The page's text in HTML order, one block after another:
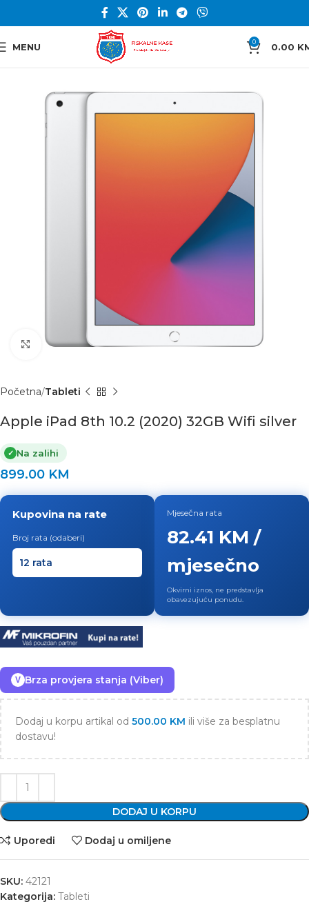
MENU 0 0.00
Click to enlarge
Početna Tableti
Apple iPad 8th 10.2 (2020) 32GB Wifi silver
✓ Na zalihi
899.00 KM
Kupovina na rate
Broj rata (odaberi)
Mjesečna rata
82.41 KM /
mjesečno
Okvirni iznos, ne predstavlja
obavezujuću ponudu.
V Brza provjera stanja (Viber)
Dodaj u korpu artikal od 500.00 KM ili više za besplatnu
dostavu!
DODAJ U KORPU
Uporedi Dodaj u omiljene
SKU: 42121
Kategorija: Tableti